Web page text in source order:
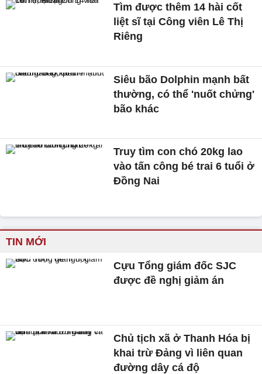
Tìm được thêm 14 hài cốt
liệt sĩ tại Công viên Lê Thị
Riêng
Siêu bão Dolphin mạnh bất
thường, có thể 'nuốt chửng'
bão khác
Truy tìm con chó 20kg lao
vào tấn công bé trai 6 tuổi ở
Đồng Nai
TIN MỚI
Cựu Tổng giám đốc SJC
được đề nghị giảm án
Chủ tịch xã ở Thanh Hóa bị
khai trừ Đảng vì liên quan
đường dây cá độ